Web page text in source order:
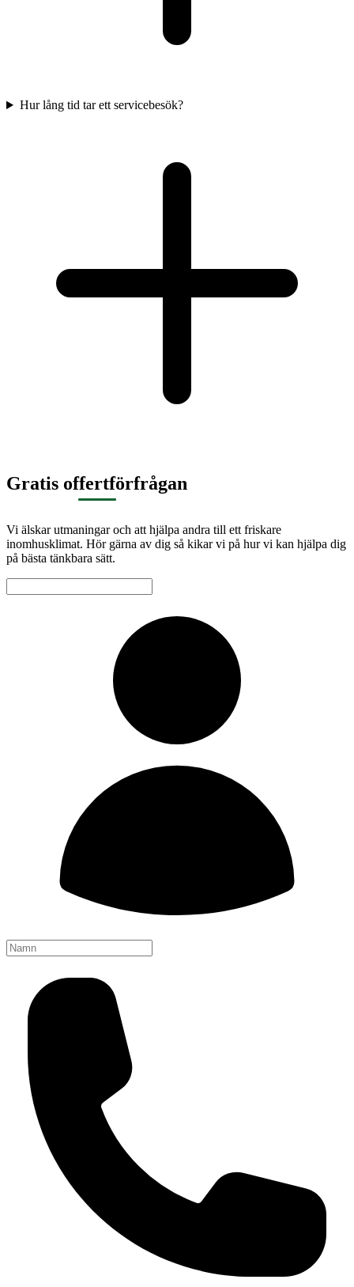
Hur lång tid tar ett servicebesök?
Gratis offertförfrågan
Vi älskar utmaningar och att hjälpa andra till ett friskare
inomhusklimat. Hör gärna av dig så kikar vi på hur vi kan hjälpa dig
på bästa tänkbara sätt.